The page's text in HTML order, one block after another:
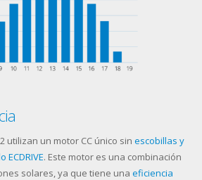
utilizan un motor CC único sin escobillas y
. Este motor es una combinación
solares, ya que tiene una eficiencia